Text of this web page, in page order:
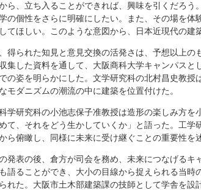
ら、立ち入ることができれば、興味を引くだろ
の個性をさらに明確にしたい。また、その場を
てほしい。このような意図から、日本近現代の建
得られた知見と意見交換の活発さは、予想以上の
集した資料を通して、大阪商科大学キャンパス
の姿を明らかにした。文学研究科の北村昌史教授
モダニズムの潮流の中に建築を位置付けた。
学研究科の小池志保子准教授は造形の楽しみ方を
て、それをどう生かしていくか」と語った。工
ら俯瞰し、同様に未来に受け継ぐことの重要性を
発表の後、倉方が司会を務め、未来につなげるキ
語ることができ、大小の目線から捉えられる当
れた。大阪市土木部建築課の技師として学舎を